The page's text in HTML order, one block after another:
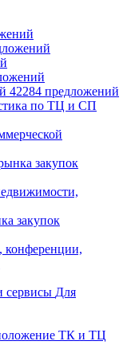
42284 предложений
по ТЦ и СП
закупок
закупок
конференции,
сервисы Для
ТК и ТЦ